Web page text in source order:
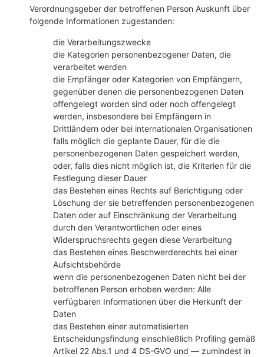
Verordnungsgeber der betroffenen Person Auskunft über
folgende Informationen zugestanden:
die Verarbeitungszwecke
die Kategorien personenbezogener Daten, die
verarbeitet werden
die Empfänger oder Kategorien von Empfängern,
gegenüber denen die personenbezogenen Daten
offengelegt worden sind oder noch offengelegt
werden, insbesondere bei Empfängern in
Drittländern oder bei internationalen Organisationen
falls möglich die geplante Dauer, für die die
personenbezogenen Daten gespeichert werden,
oder, falls dies nicht möglich ist, die Kriterien für die
Festlegung dieser Dauer
das Bestehen eines Rechts auf Berichtigung oder
Löschung der sie betreffenden personenbezogenen
Daten oder auf Einschränkung der Verarbeitung
durch den Verantwortlichen oder eines
Widerspruchsrechts gegen diese Verarbeitung
das Bestehen eines Beschwerderechts bei einer
Aufsichtsbehörde
wenn die personenbezogenen Daten nicht bei der
betroffenen Person erhoben werden: Alle
verfügbaren Informationen über die Herkunft der
Daten
das Bestehen einer automatisierten
Entscheidungsfindung einschließlich Profiling gemäß
Artikel 22 Abs.1 und 4 DS-GVO und — zumindest in